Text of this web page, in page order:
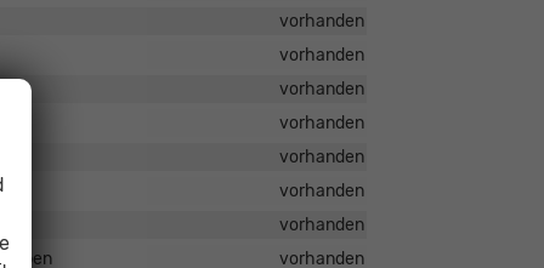
vorhanden
vorhanden
vorhanden
vorhanden
vorhanden
vorhanden
vorhanden
oben
vorhanden